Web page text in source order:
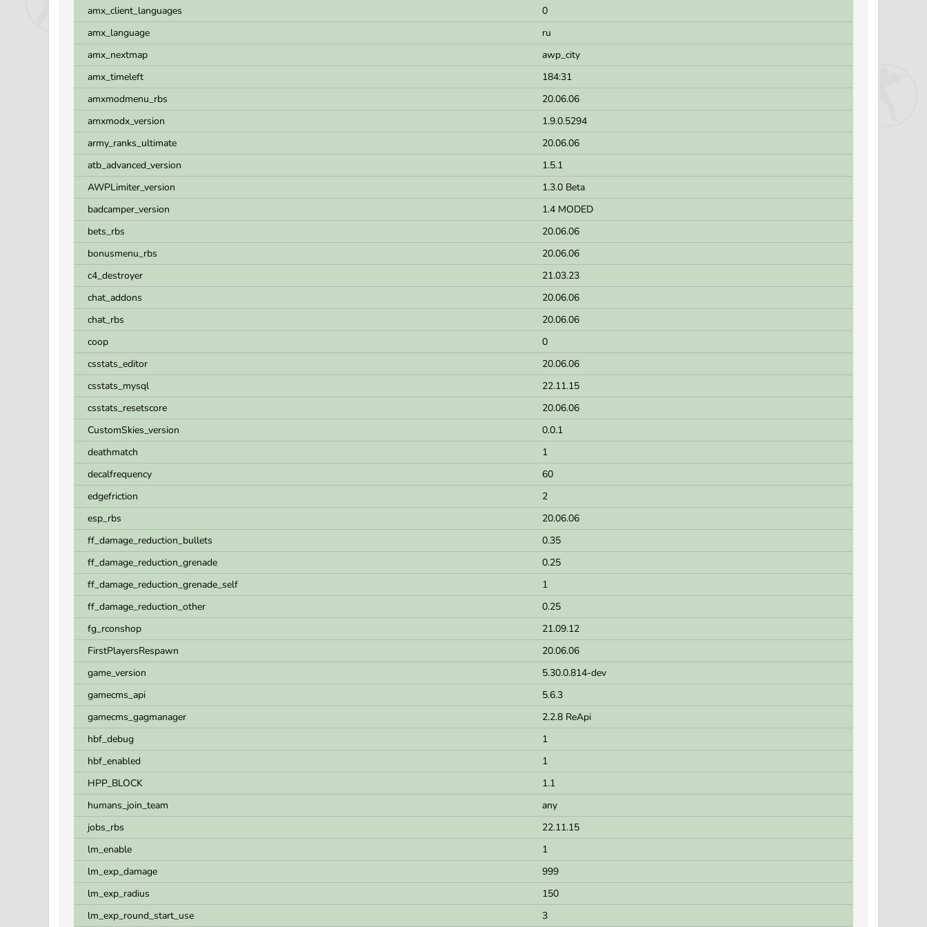
amx_client_languages
0
amx_language
ru
amx_nextmap
awp_city
amx_timeleft
184:31
amxmodmenu_rbs
20.06.06
amxmodx_version
1.9.0.5294
army_ranks_ultimate
20.06.06
atb_advanced_version
1.5.1
AWPLimiter_version
1.3.0 Beta
badcamper_version
1.4 MODED
bets_rbs
20.06.06
bonusmenu_rbs
20.06.06
c4_destroyer
21.03.23
chat_addons
20.06.06
chat_rbs
20.06.06
coop
0
csstats_editor
20.06.06
csstats_mysql
22.11.15
csstats_resetscore
20.06.06
CustomSkies_version
0.0.1
deathmatch
1
decalfrequency
60
edgefriction
2
esp_rbs
20.06.06
ff_damage_reduction_bullets
0.35
ff_damage_reduction_grenade
0.25
ff_damage_reduction_grenade_self
1
ff_damage_reduction_other
0.25
fg_rconshop
21.09.12
FirstPlayersRespawn
20.06.06
game_version
5.30.0.814-dev
gamecms_api
5.6.3
gamecms_gagmanager
2.2.8 ReApi
hbf_debug
1
hbf_enabled
1
HPP_BLOCK
1.1
humans_join_team
any
jobs_rbs
22.11.15
lm_enable
1
lm_exp_damage
999
lm_exp_radius
150
lm_exp_round_start_use
3